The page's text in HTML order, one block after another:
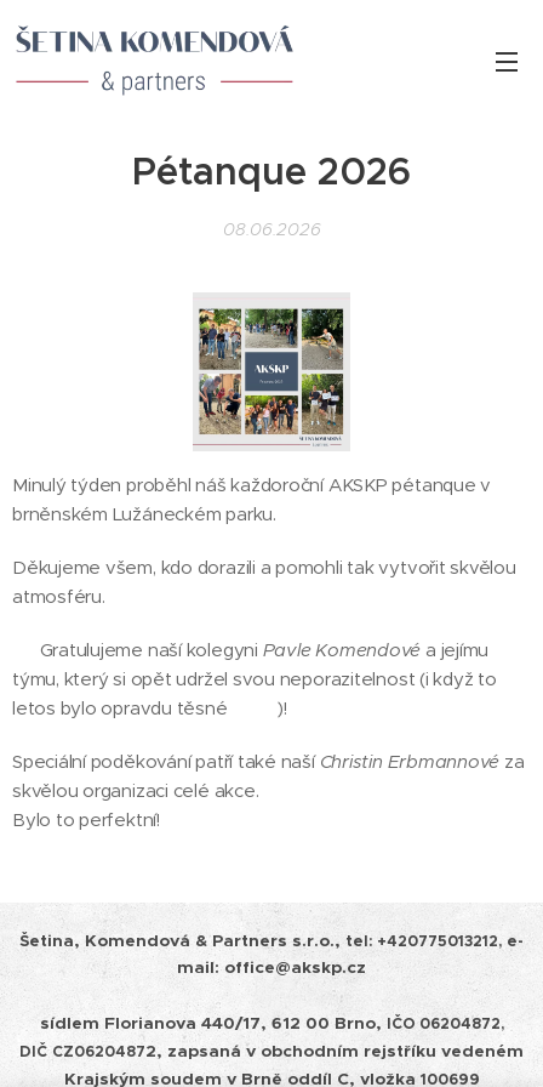
Pétanque 2026
08.06.2026
Minulý týden proběhl náš každoroční AKSKP pétanque v
brněnském Lužáneckém parku.
Děkujeme všem, kdo dorazili a pomohli tak vytvořit skvělou
atmosféru. 🥂
🏆 Gratulujeme naší kolegyni Pavle Komendové a jejímu
týmu, který si opět udržel svou neporazitelnost (i když to
letos bylo opravdu těsné 🤏👀)!
Speciální poděkování patří také naší Christin Erbmannové za
skvělou organizaci celé akce.
Bylo to perfektní! ⭐
Šetina, Komendová & Partners s.r.o., tel: +420775013212, e-
mail: office@akskp.cz
sídlem Florianova 440/17, 612 00 Brno, IČO 06204872,
DIČ CZ06204872, zapsaná v obchodním rejstříku vedeném
Krajským soudem v Brně oddíl C, vložka 100699